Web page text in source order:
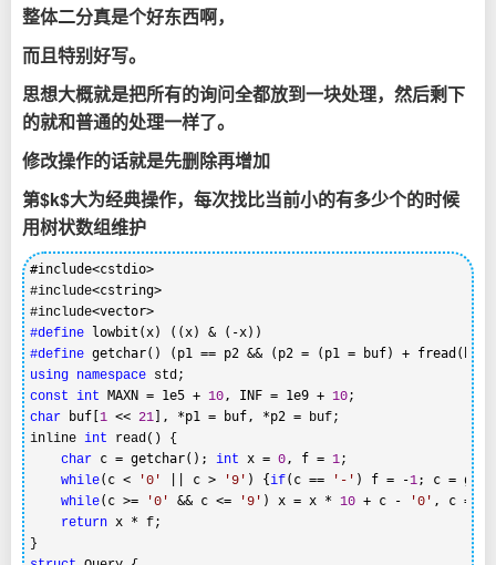
整体二分真是个好东西啊，
而且特别好写。
思想大概就是把所有的询问全都放到一块处理，然后剩下
的就和普通的处理一样了。
修改操作的话就是先删除再增加
第$k$大为经典操作，每次找比当前小的有多少个的时候
用树状数组维护
#include<cstdio>
#include<cstring>
#include
#define
#define
using namespace
const int MAXN = 1e5 + 10 , INF = 1e9 + 10
char buf[1 << 21], *p1 = buf, *p2 = buf;
inline int read() {
char c = getchar(); int x = 0 , f = 1;
while(c < '0 ' || c > '9 ' ) {if(c == ' - ' ) f = -1; c =
while(c >= '0 ' && c <= '9 ' ) x = x * 10 + c - '0 ' , c =
return x * f;